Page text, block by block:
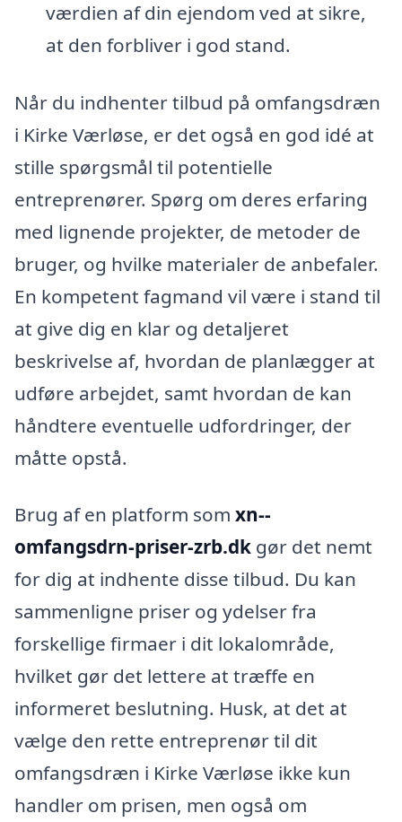
værdien af din ejendom ved at sikre,
at den forbliver i god stand.
Når du indhenter tilbud på omfangsdræn
i Kirke Værløse, er det også en god idé at
stille spørgsmål til potentielle
entreprenører. Spørg om deres erfaring
med lignende projekter, de metoder de
bruger, og hvilke materialer de anbefaler.
En kompetent fagmand vil være i stand til
at give dig en klar og detaljeret
beskrivelse af, hvordan de planlægger at
udføre arbejdet, samt hvordan de kan
håndtere eventuelle udfordringer, der
måtte opstå.
Brug af en platform som xn--
omfangsdrn-priser-zrb.dk gør det nemt
for dig at indhente disse tilbud. Du kan
sammenligne priser og ydelser fra
forskellige firmaer i dit lokalområde,
hvilket gør det lettere at træffe en
informeret beslutning. Husk, at det at
vælge den rette entreprenør til dit
omfangsdræn i Kirke Værløse ikke kun
handler om prisen, men også om